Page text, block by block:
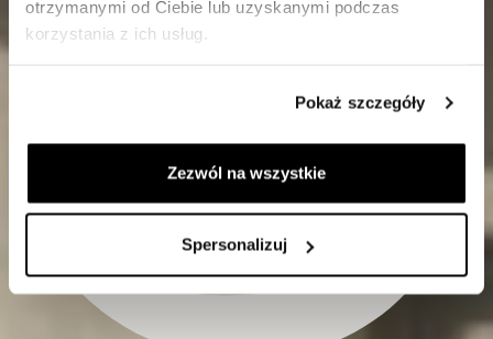
otrzymanymi od Ciebie lub uzyskanymi podczas
korzystania z ich usług.
Pokaż szczegóły
Zezwól na wszystkie
Spersonalizuj